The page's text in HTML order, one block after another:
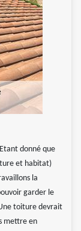
donné que
et habitat)
la
garder le
toiture devrait
mettre en